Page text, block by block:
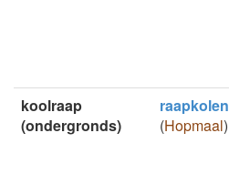
koolraap
(ondergronds)
raapkolen
(Hopmaal)